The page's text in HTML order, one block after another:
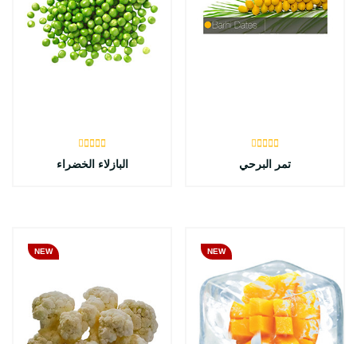
تمر البرحي البازلاء الخضراء
NEW
NEW